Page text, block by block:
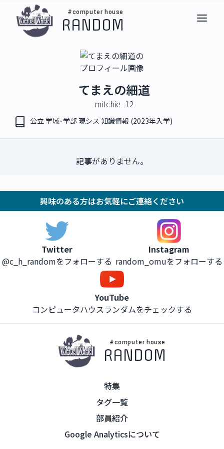
#computer house
RANDOM
てまえの細道
mitchie_12
公立 学域･学部 現シス 知識情報 (2023年入学)
記事がありません。
興味のある方はお気軽にご連絡ください
Twitter
@c_h_randomをフォローする
Instagram
random_omuをフォローする
YouTube
コンピュータハウスランダムをチェックする
#computer house
RANDOM
特集
タグ一覧
部員紹介
Google Analyticsについて